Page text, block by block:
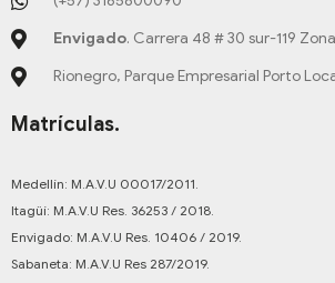
Envigado. Carrera 48 # 30 sur-119 Zona
Rionegro, Parque Empresarial Porto
Matrículas.
Medellín: M.A.V.U 00017/2011.
Itagüí: M.A.V.U Res. 36253 / 2018.
Envigado: M.A.V.U Res. 10406 / 2019.
Sabaneta: M.A.V.U Res 287/2019.